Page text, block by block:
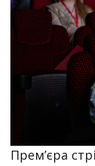
Прем’єра